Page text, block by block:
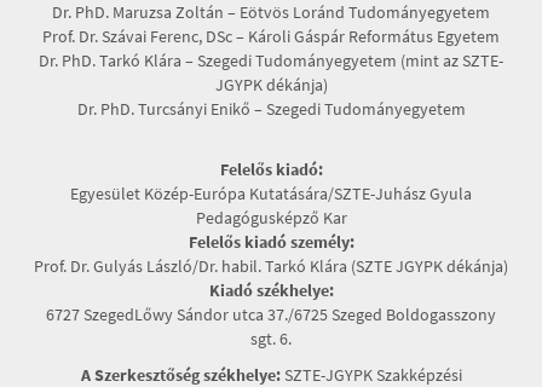
Dr. PhD. Maruzsa Zoltán – Eötvös Loránd Tudományegyetem
Prof. Dr. Szávai Ferenc, DSc – Károli Gáspár Református Egyetem
Dr. PhD. Tarkó Klára – Szegedi Tudományegyetem (mint az SZTE-
JGYPK dékánja)
Dr. PhD. Turcsányi Enikő – Szegedi Tudományegyetem
Felelős kiadó:
Egyesület Közép-Európa Kutatására/SZTE-Juhász Gyula
Pedagógusképző Kar
Felelős kiadó személy:
Prof. Dr. Gulyás László/Dr. habil. Tarkó Klára (SZTE JGYPK dékánja)
Kiadó székhelye:
6727 SzegedLőwy Sándor utca 37./6725 Szeged Boldogasszony
sgt. 6.
A Szerkesztőség székhelye:SZTE-JGYPK Szakképzési